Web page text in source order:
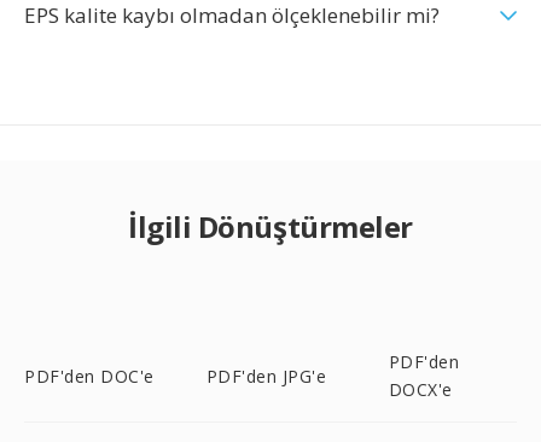
EPS kalite kaybı olmadan ölçeklenebilir mi?
İlgili Dönüştürmeler
PDF'den DOC'e PDF'den JPG'e
PDF'den
DOCX'e